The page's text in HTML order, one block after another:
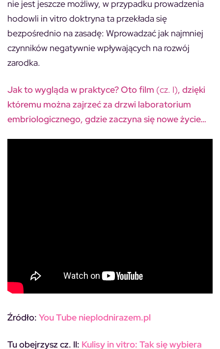
nie jest jeszcze możliwy, w przypadku prowadzenia
hodowli in vitro doktryna ta przekłada się
bezpośrednio na zasadę: Wprowadzać jak najmniej
czynników negatywnie wpływających na rozwój
zarodka.
Jak to wygląda w praktyce? Oto film (cz. I), dzięki
któremu można zajrzeć za drzwi laboratorium
embriologicznego, gdzie zaczyna się nowe życie…
Źródło: You Tube nieplodnirazem.pl
Tu obejrzysz cz. II: Kulisy in vitro: Tak się wybiera